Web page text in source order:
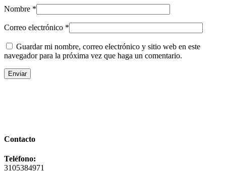
Nombre *
Correo electrónico *
Guardar mi nombre, correo electrónico y sitio web en este
navegador para la próxima vez que haga un comentario.
Contacto
Teléfono:
3105384971